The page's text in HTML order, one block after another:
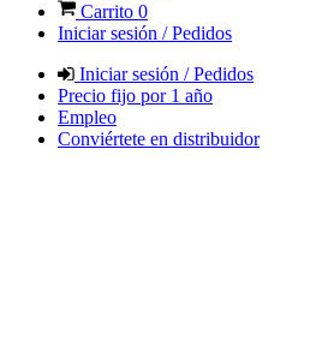
Carrito 0
Iniciar sesión / Pedidos
Iniciar sesión / Pedidos
Precio fijo por 1 año
Empleo
Conviértete en distribuidor